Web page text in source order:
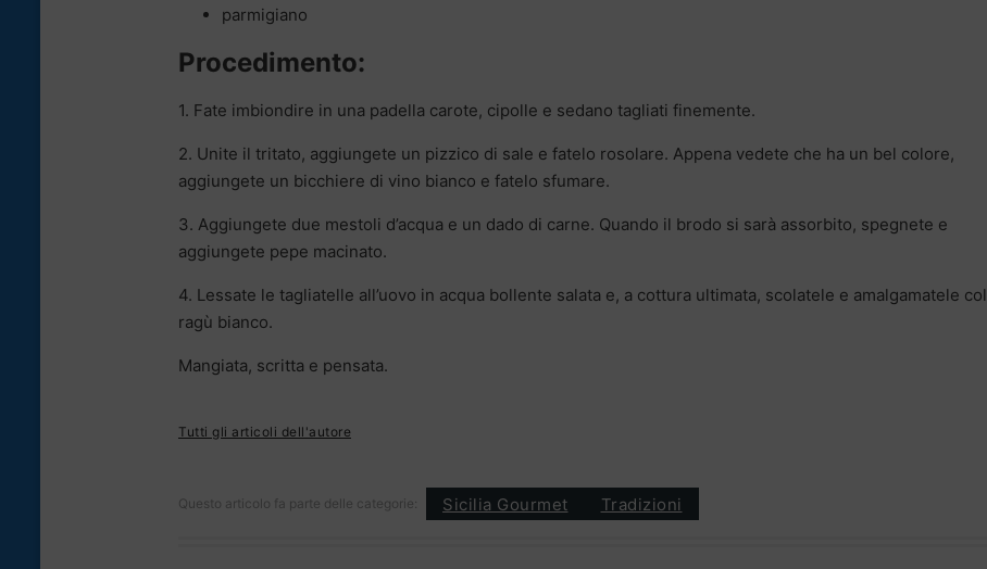
parmigiano
Procedimento:
1. Fate imbiondire in una padella carote, cipolle e sedano tagliati finemente.
2. Unite il tritato, aggiungete un pizzico di sale e fatelo rosolare. Appena vedete che ha un bel colore,
aggiungete un bicchiere di vino bianco e fatelo sfumare.
3. Aggiungete due mestoli d’acqua e un dado di carne. Quando il brodo si sarà assorbito, spegnete e
aggiungete pepe macinato.
4. Lessate le tagliatelle all’uovo in acqua bollente salata e, a cottura ultimata, scolatele e amalgamatele col
ragù bianco.
Mangiata, scritta e pensata.
Tutti gli articoli dell'autore
Questo articolo fa parte delle categorie: Sicilia Gourmet Tradizioni